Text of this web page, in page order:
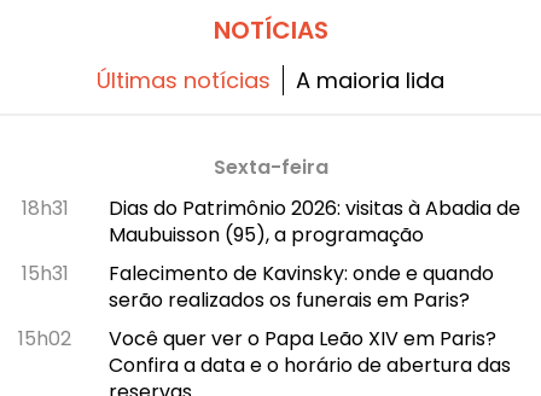
NOTÍCIAS
Últimas notícias A maioria lida
Sexta-feira
18h31
Dias do Patrimônio 2026: visitas à Abadia de
Maubuisson (95), a programação
15h31
Falecimento de Kavinsky: onde e quando
serão realizados os funerais em Paris?
15h02
Você quer ver o Papa Leão XIV em Paris?
Confira a data e o horário de abertura das